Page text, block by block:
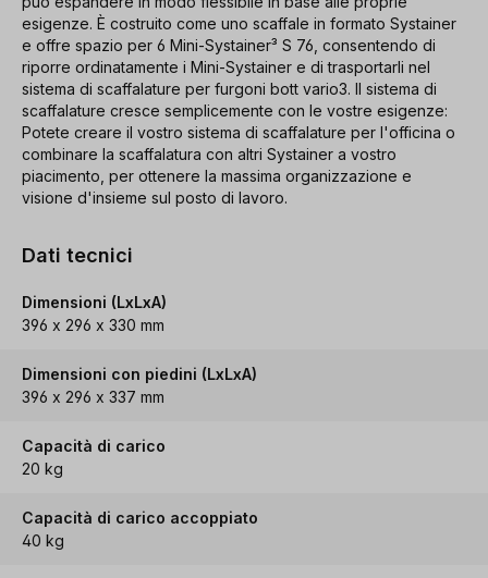
esigenze. È costruito come uno scaffale in formato Systainer
e offre spazio per 6 Mini-Systainer³ S 76, consentendo di
riporre ordinatamente i Mini-Systainer e di trasportarli nel
sistema di scaffalature per furgoni bott vario3. Il sistema di
scaffalature cresce semplicemente con le vostre esigenze:
Potete creare il vostro sistema di scaffalature per l'officina o
combinare la scaffalatura con altri Systainer a vostro
piacimento, per ottenere la massima organizzazione e
visione d'insieme sul posto di lavoro.
Dati tecnici
Dimensioni (LxLxA)
396 x 296 x 330 mm
Dimensioni con piedini (LxLxA)
396 x 296 x 337 mm
Capacità di carico
20 kg
Capacità di carico accoppiato
40 kg